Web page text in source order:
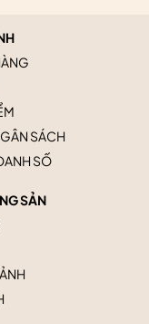
SÁCH
SỐ
SẢN